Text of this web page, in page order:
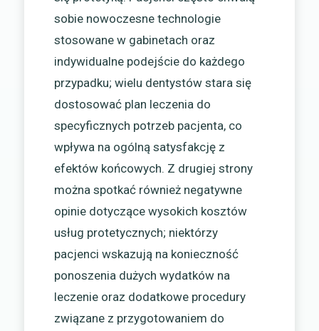
sobie nowoczesne technologie
stosowane w gabinetach oraz
indywidualne podejście do każdego
przypadku; wielu dentystów stara się
dostosować plan leczenia do
specyficznych potrzeb pacjenta, co
wpływa na ogólną satysfakcję z
efektów końcowych. Z drugiej strony
można spotkać również negatywne
opinie dotyczące wysokich kosztów
usług protetycznych; niektórzy
pacjenci wskazują na konieczność
ponoszenia dużych wydatków na
leczenie oraz dodatkowe procedury
związane z przygotowaniem do